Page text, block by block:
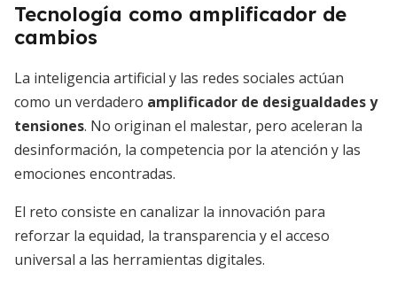
Tecnología como amplificador de
cambios
La inteligencia artificial y las redes sociales actúan
como un verdadero amplificador de desigualdades y
tensiones. No originan el malestar, pero aceleran la
desinformación, la competencia por la atención y las
emociones encontradas.
El reto consiste en canalizar la innovación para
reforzar la equidad, la transparencia y el acceso
universal a las herramientas digitales.